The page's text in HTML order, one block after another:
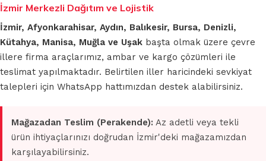
İzmir Merkezli Dağıtım ve Lojistik
İzmir, Afyonkarahisar, Aydın, Balıkesir, Bursa, Denizli,
Kütahya, Manisa, Muğla ve Uşak başta olmak üzere çevre
illere firma araçlarımız, ambar ve kargo çözümleri ile
teslimat yapılmaktadır. Belirtilen iller haricindeki sevkiyat
talepleri için WhatsApp hattımızdan destek alabilirsiniz.
Mağazadan Teslim (Perakende): Az adetli veya tekli
ürün ihtiyaçlarınızı doğrudan İzmir'deki mağazamızdan
karşılayabilirsiniz.